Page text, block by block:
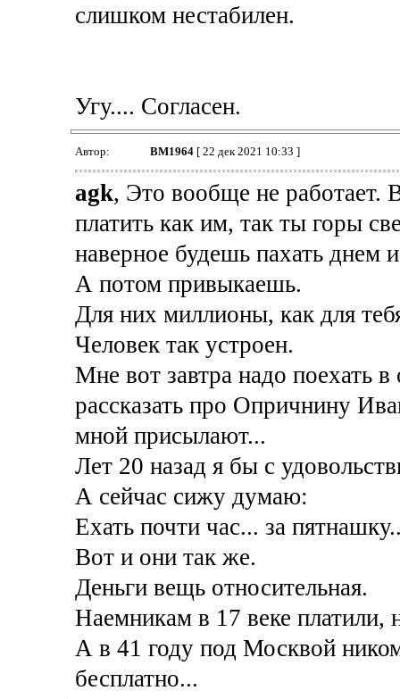
слишком нестабилен.
Угу.... Согласен.
Автор: BM1964[ 22 дек 2021 10:33 ]
agk, Это вообще не работает.
платить как им, так ты горы
наверное будешь пахать днем
А потом привыкаешь.
Для них миллионы, как для
Человек так устроен.
Мне вот завтра надо поехать в
рассказать про Опричнину
мной присылают...
Лет 20 назад я бы с
А сейчас сижу думаю:
Ехать почти час... за
Вот и они так же.
Деньги вещь относительная.
Наемникам в 17 веке платили,
А в 41 году под Москвой
бесплатно...